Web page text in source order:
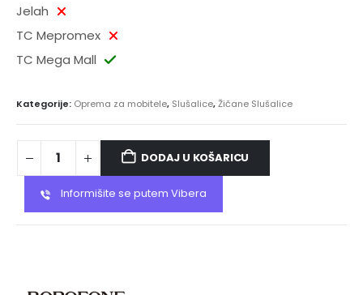
Jelah
TC Mepromex
TC Mega Mall
Kategorije: Oprema za mobitele, Slušalice,Žičane Slušalice
DODAJ U KOŠARICU
Informišite se putem Vibera